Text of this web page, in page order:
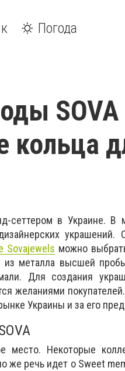
Погода
SOVA
кольца
сеттером в Украине. В
украшений.
Sovajewels можно
металла высшей
Для создания
желаниями
Украины и за его
место. Некоторые
же речь идет о Sweet